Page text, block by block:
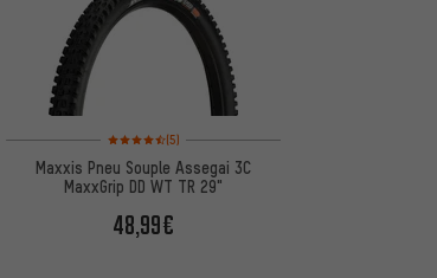
Note moyenne : 4,5 sur 5 d'après 5 avis
(5)
Maxxis Pneu Souple Assegai 3C
MaxxGrip DD WT TR 29"
48,99€